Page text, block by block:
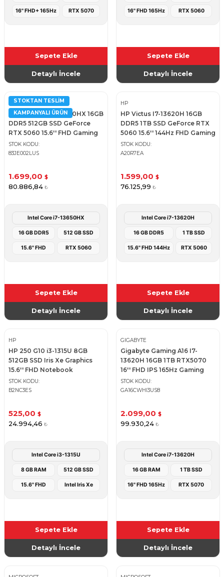
16" FHD+ 165Hz RTX 5070
Sepete Ekle
Detaylı İncele
16" FHD 165Hz RTX 5060
Sepete Ekle
Detaylı İncele
STOKTAN TESLIM
KAMPANYALI ÜRÜN
LENOVO
Lenovo LOQ I7-13650HX 16GB
DDR5 512GB SSD GeForce
RTX 5060 15.6'' FHD Gaming
Notebook - Luna Grey
STOK KODU
83JE002LUS
1.699,00 $
80.886,84 ₺
Intel Core i7-13650HX
16 GB DDR5 512 GB SSD
15.6" FHD RTX 5060
Sepete Ekle
Detaylı İncele
HP
HP Victus I7-13620H 16GB
DDR5 1TB SSD GeForce RTX
5060 15.6'' 144Hz FHD Gaming
Notebook - Mica Silver
STOK KODU
A20R7EA
1.599,00 $
76.125,99 ₺
Intel Core i7-13620H
16 GB DDR5 1 TB SSD
15.6" FHD 144Hz RTX 5060
Sepete Ekle
Detaylı İncele
HP
HP 250 G10 i3-1315U 8GB
512GB SSD Iris Xe Graphics
15.6'' FHD Notebook
STOK KODU
B2NC3ES
525,00 $
24.994,46 ₺
Intel Core i3-1315U
8 GB RAM 512 GB SSD
15.6" FHD Intel Iris Xe
Sepete Ekle
Detaylı İncele
GIGABYTE
Gigabyte Gaming A16 I7-
13620H 16GB 1TB RTX5070
16'' FHD IPS 165Hz Gaming
Notebook
STOK KODU
GA16CWHI3US8
2.099,00 $
99.930,24 ₺
Intel Core i7-13620H
16 GB RAM 1 TB SSD
16" FHD 165Hz RTX 5070
Sepete Ekle
Detaylı İncele